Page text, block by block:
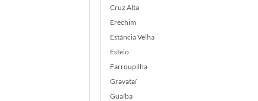
Cruz Alta
Erechim
Estância Velha
Esteio
Farroupilha
Gravataí
Guaíba